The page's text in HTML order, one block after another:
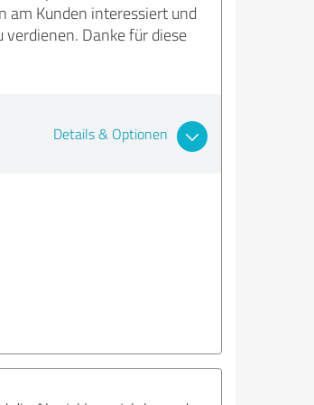
am Kunden interessiert und
Danke für diese
Details & Optionen